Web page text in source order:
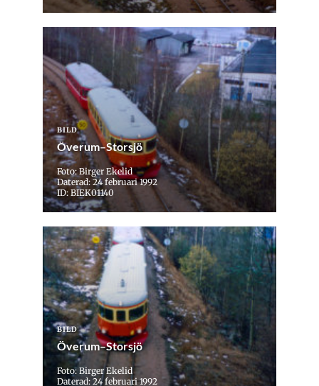
BILD
Överum–Storsjö
Foto: Birger Ekelid
Daterad: 24 februari 1992
ID: BIEK01140
BILD
Överum–Storsjö
Foto: Birger Ekelid
Daterad: 24 februari 1992